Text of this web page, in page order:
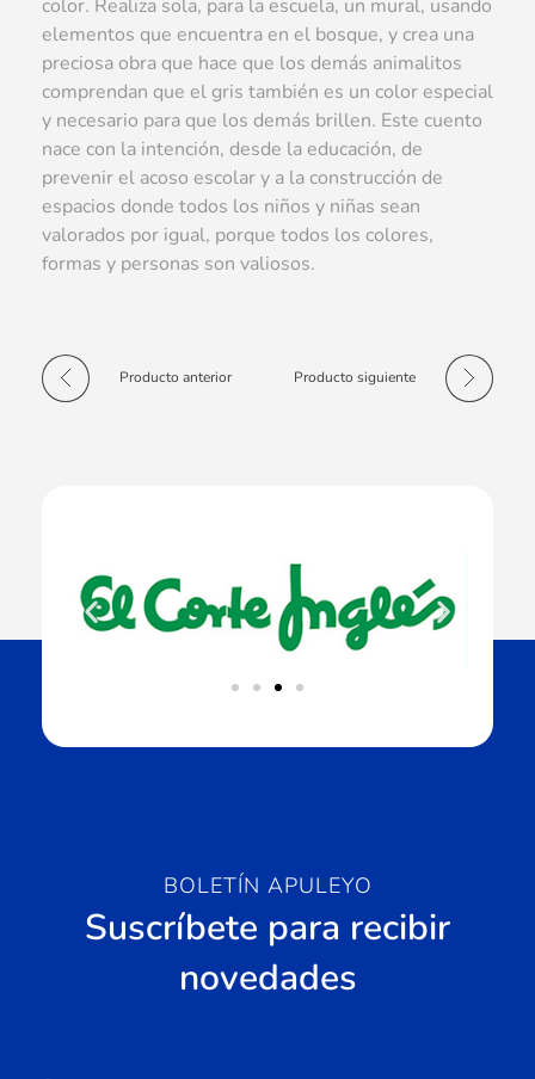
color. Realiza sola, para la escuela, un mural, usando
elementos que encuentra en el bosque, y crea una
preciosa obra que hace que los demás animalitos
comprendan que el gris también es un color especial
y necesario para que los demás brillen. Este cuento
nace con la intención, desde la educación, de
prevenir el acoso escolar y a la construcción de
espacios donde todos los niños y niñas sean
valorados por igual, porque todos los colores,
formas y personas son valiosos.
Producto anterior Producto siguiente
BOLETÍN APULEYO
Suscríbete para recibir
novedades